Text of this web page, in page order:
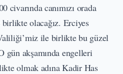
civarında canımızı orada
olacağız. Erciyes
ile birlikte bu güzel
gün akşamında engelleri
olmak adına Kadir Has